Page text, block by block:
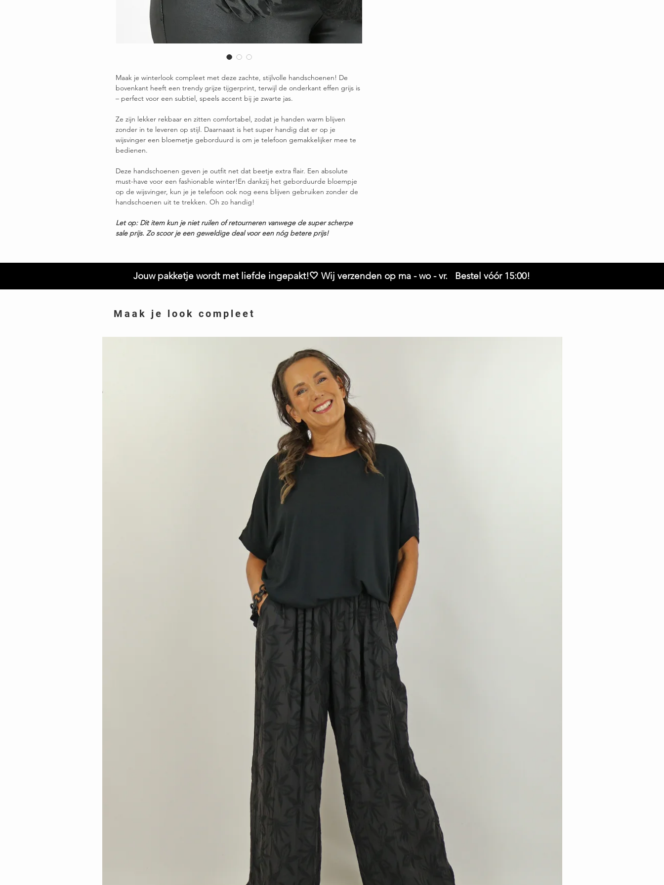
Maak je winterlook compleet met deze zachte, stijlvolle handschoenen! De
bovenkant heeft een trendy grijze tijgerprint, terwijl de onderkant effen grijs is
– perfect voor een subtiel, speels accent bij je zwarte jas.
Ze zijn lekker rekbaar en zitten comfortabel, zodat je handen warm blijven
zonder in te leveren op stijl. Daarnaast is het super handig dat er op je
wijsvinger een bloemetje geborduurd is om je telefoon gemakkelijker mee te
bedienen.
Deze handschoenen geven je outfit net dat beetje extra flair. Een absolute
must-have voor een fashionable winter!En dankzij het geborduurde bloempje
op de wijsvinger, kun je je telefoon ook nog eens blijven gebruiken zonder de
handschoenen uit te trekken. Oh zo handig!
Let op: Dit item kun je niet ruilen of retourneren vanwege de super scherpe
sale prijs. Zo scoor je een geweldige deal voor een nóg betere prijs!
Jouw pakketje wordt met liefde ingepakt!🤍 Wij verzenden op ma - wo - vr. Bestel vóór 15:00!
Maak je look compleet